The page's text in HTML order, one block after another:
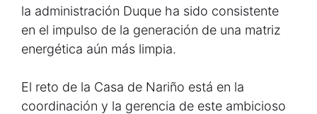
la administración Duque ha sido consistente
en el impulso de la generación de una matriz
energética aún más limpia.
El reto de la Casa de Nariño está en la
coordinación y la gerencia de este ambicioso